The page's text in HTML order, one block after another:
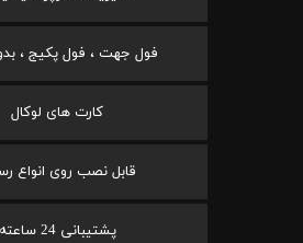
فول جهت ، فول پکیج ،
کارت های لوکال
قابل نصب روی انواع
پشتیبانی 24 ساعته